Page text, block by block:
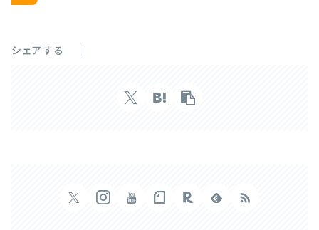
シェアする